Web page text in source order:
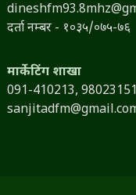
दर्ता नम्बर - १०३५/०७५-७६
मार्केटिंग शाखा
091-410213,